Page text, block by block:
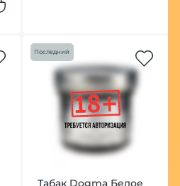
Последний
Табак Dogma Белое